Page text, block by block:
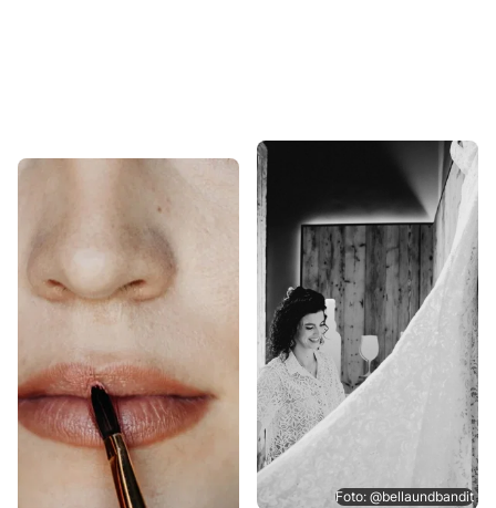
Foto: @bellaundbandit